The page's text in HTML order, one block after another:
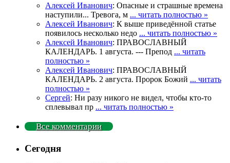
Алексей Иванович: Опасные и страшные времена
наступили... Тревога, м ... читать полностью »
Алексей Иванович: К выше приведённой статье
появилось несколько недо ... читать полностью »
Алексей Иванович: ПРАВОСЛАВНЫЙ
КАЛЕНДАРЬ. 1 августа. --- Препод ... читать
полностью »
Алексей Иванович: ПРАВОСЛАВНЫЙ
КАЛЕНДАРЬ. 2 августа. Пророк Божий ... читать
полностью »
Сергей: Ни разу никого не видел, чтобы кто-то
сплевывал пр ... читать полностью »
Все комментарии
Сегодня